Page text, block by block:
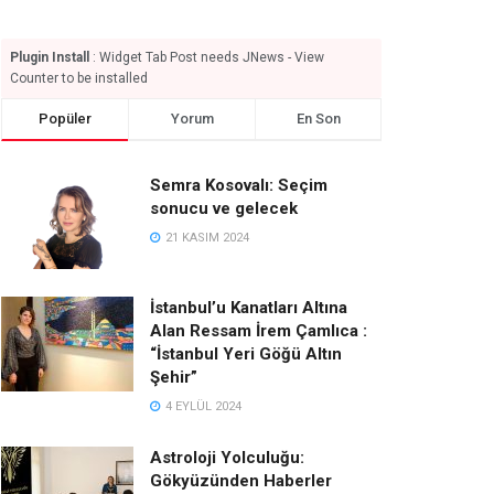
Plugin Install
: Widget Tab Post needs JNews - View
Counter to be installed
Popüler Yorum En Son
Semra Kosovalı: Seçim
sonucu ve gelecek
21 KASIM 2024
İstanbul’u Kanatları Altına
Alan Ressam İrem Çamlıca :
“İstanbul Yeri Göğü Altın
Şehir”
4 EYLÜL 2024
Astroloji Yolculuğu:
Gökyüzünden Haberler